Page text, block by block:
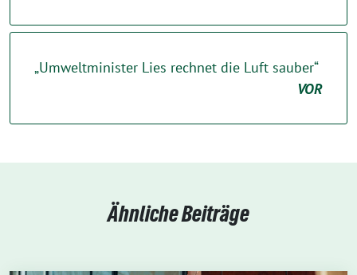
„Umweltminister Lies rechnet die Luft sauber“
VOR
Ähnliche Beiträge